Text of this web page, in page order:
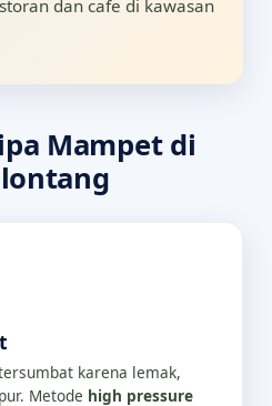
dan cafe di kawasan
Mampet di
karena lemak,
Metode high pressure